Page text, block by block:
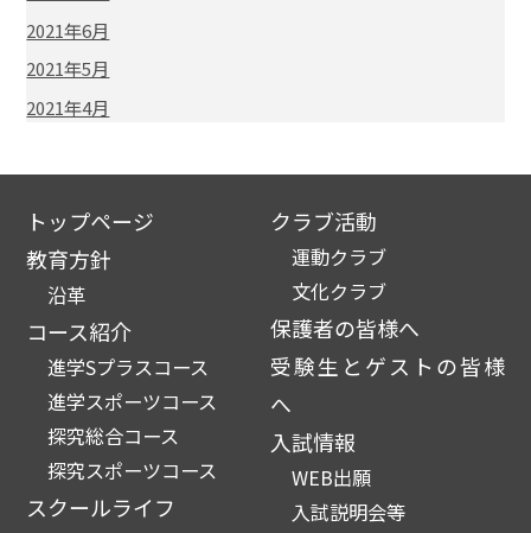
2021年6月
2021年5月
2021年4月
トップページ
教育方針
沿革
コース紹介
進学Sプラスコース
進学スポーツコース
探究総合コース
探究スポーツコース
スクールライフ
クラブ活動
運動クラブ
文化クラブ
保護者の皆様へ
受験生とゲストの皆様
へ
入試情報
WEB出願
入試説明会等